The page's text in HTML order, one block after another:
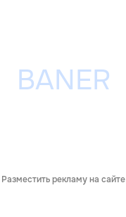
Разместить рекламу на сайте